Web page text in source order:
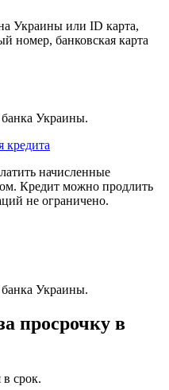
Украины или ID карта,
номер, банковская карта
Украины.
кредита
начисленные
Кредит можно продлить
не ограничено.
Украины.
просрочку в
срок.